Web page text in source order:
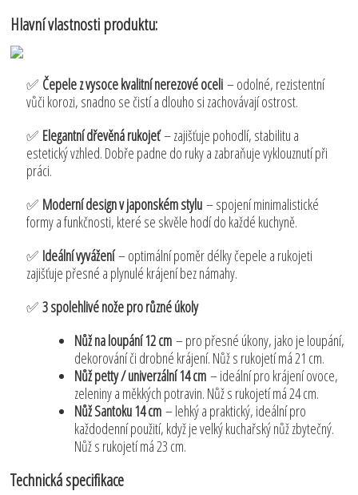
Hlavní vlastnosti produktu:
✅ Čepele z vysoce kvalitní nerezové oceli – odolné, rezistentní
vůči korozi, snadno se čistí a dlouho si zachovávají ostrost.
✅ Elegantní dřevěná rukojeť– zajišťuje pohodlí, stabilitu a
estetický vzhled. Dobře padne do ruky a zabraňuje vyklouznutí při
práci.
✅ Moderní design v japonském stylu – spojení minimalistické
formy a funkčnosti, které se skvěle hodí do každé kuchyně.
✅ Ideální vyvážení– optimální poměr délky čepele a rukojeti
zajišťuje přesné a plynulé krájení bez námahy.
✅3 spolehlivé nože pro různé úkoly
Nůž na loupání 12 cm – pro přesné úkony, jako je loupání,
dekorování či drobné krájení. Nůž s rukojetí má 21 cm.
Nůž petty / univerzální 14 cm – ideální pro krájení ovoce,
zeleniny a měkkých potravin. Nůž s rukojetí má 24 cm.
Nůž Santoku 14 cm – lehký a praktický, ideální pro
každodenní použití, když je velký kuchařský nůž zbytečný.
Nůž s rukojetí má 23 cm.
Technická specifikace